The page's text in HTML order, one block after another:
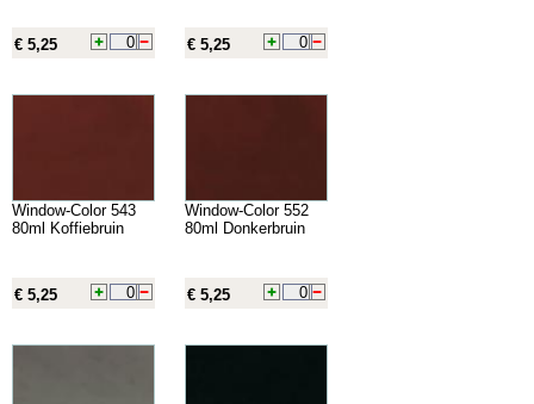
€ 5,25 € 5,25
Window-Color 543
80ml Koffiebruin
€ 5,25
Window-Color 552
80ml Donkerbruin
€ 5,25